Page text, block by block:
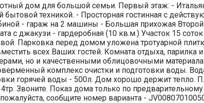
дом для большой семьи. Первый этаж: -
бытовой техникой. - Просторная гостинная с
- гараж на 2 машины - Большая прихожая Второй
с джакузи - гардеробная (10 кв.м.) Участок 15
Парковка перед домом уложена тротуарной
всех Ваших гостей. Комната отдыха, парилка
но и качественными облицовочными
комплекс очистки и подготовки воды.
горячей воды - 500л. Дом хорошо держит тепло.
Звоните. Показ дома только по
сообщите номер варианта -